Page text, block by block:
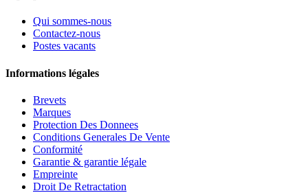
Qui sommes-nous
Contactez-nous
Postes vacants
Informations légales
Brevets
Marques
Protection Des Donnees
Conditions Generales De Vente
Conformité
Garantie & garantie légale
Empreinte
Droit De Retractation